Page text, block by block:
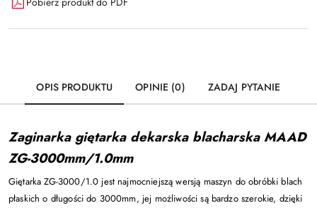
OPIS PRODUKTU OPINIE (0) ZADAJ PYTANIE
Zaginarka giętarka dekarska blacharska MAAD
ZG-3000mm/1.0mm
Giętarka ZG-3000/1.0 jest najmocniejszą wersją maszyn do obróbki blach
płaskich o długości do 3000mm, jej możliwości są bardzo szerokie, dzięki